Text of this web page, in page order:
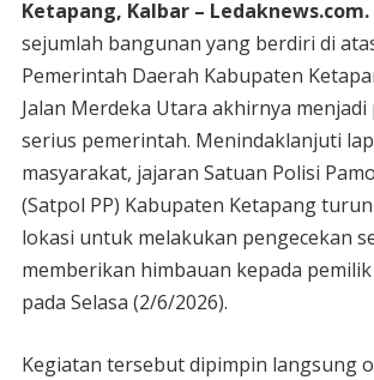
Ketapang, Kalbar – Ledaknews.com.
sejumlah bangunan yang berdiri di
Pemerintah Daerah Kabupaten
Jalan Merdeka Utara akhirnya
serius pemerintah. Menindaklanjuti
masyarakat, jajaran Satuan Polisi
(Satpol PP) Kabupaten Ketapang
lokasi untuk melakukan pengecekan
memberikan himbauan kepada
pada Selasa (2/6/2026).
Kegiatan tersebut dipimpin langsung